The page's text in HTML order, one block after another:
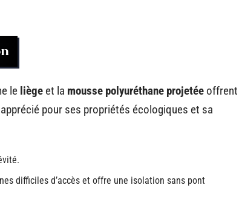
le liège et la mousse polyuréthane projetée offrent
pour ses propriétés écologiques et sa
difficiles d’accès et offre une isolation sans pont